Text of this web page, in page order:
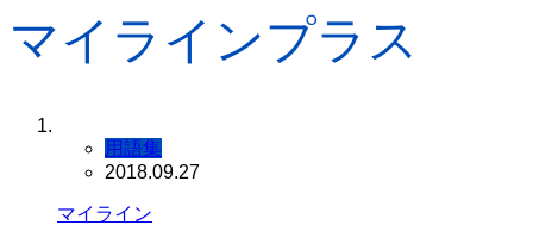
マイラインプラス
用語集
2018.09.27
マイライン